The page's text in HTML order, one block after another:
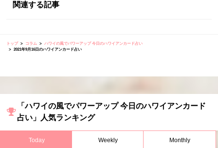
関連する記事
トップ コラム
ハワイの風でパワーアップ 今日のハワイアンカード占い
2021年9月16日のハワイアンカード占い
「ハワイの風でパワーアップ 今日のハワイアンカード
占い」人気ランキング
Today Weekly Monthly